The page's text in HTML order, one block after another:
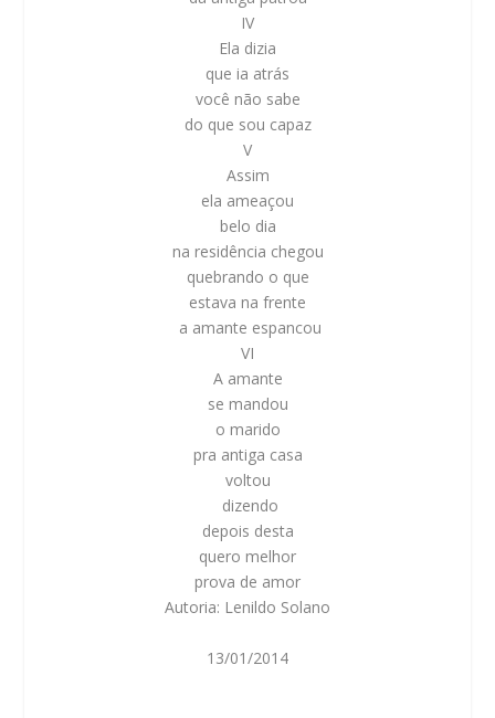
IV
Ela dizia
que ia atrás
você não sabe
do que sou capaz
V
Assim
ela ameaçou
belo dia
na residência chegou
quebrando o que
estava na frente
a amante espancou
VI
A amante
se mandou
o marido
pra antiga casa
voltou
dizendo
depois desta
quero melhor
prova de amor
Autoria: Lenildo Solano
13/01/2014